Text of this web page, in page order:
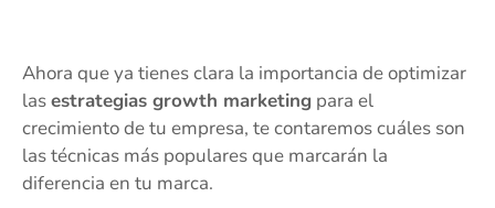
Ahora que ya tienes clara la importancia de optimizar
lasestrategias growth marketing para el
crecimiento de tu empresa, te contaremos cuáles son
las técnicas más populares que marcarán la
diferencia en tu marca.